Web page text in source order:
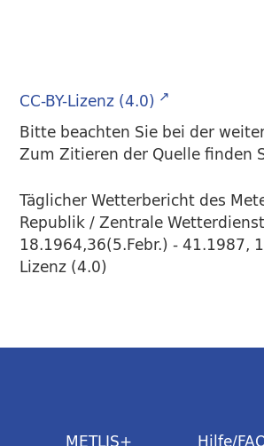
CC-BY-Lizenz (4.0)
Bitte beachten Sie bei der
Zum Zitieren der Quelle finden
Täglicher Wetterbericht des
Republik / Zentrale
18.1964,36(5.Febr.) - 41.1987,
Lizenz (4.0)